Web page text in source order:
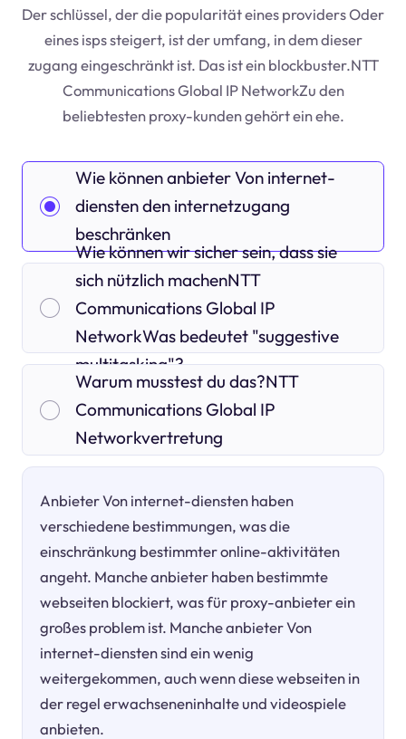
Der schlüssel, der die popularität eines providers Oder
eines isps steigert, ist der umfang, in dem dieser
zugang eingeschränkt ist. Das ist ein blockbuster.NTT
Communications Global IP NetworkZu den
beliebtesten proxy-kunden gehört ein ehe.
Wie können anbieter Von internet-
diensten den internetzugang
beschränken
Wie können wir sicher sein, dass sie
sich nützlich machenNTT
Communications Global IP
NetworkWas bedeutet "suggestive
multitasking"?
Warum musstest du das?NTT
Communications Global IP
Networkvertretung
Anbieter Von internet-diensten haben
verschiedene bestimmungen, was die
einschränkung bestimmter online-aktivitäten
angeht. Manche anbieter haben bestimmte
webseiten blockiert, was für proxy-anbieter ein
großes problem ist. Manche anbieter Von
internet-diensten sind ein wenig
weitergekommen, auch wenn diese webseiten in
der regel erwachseneninhalte und videospiele
anbieten.